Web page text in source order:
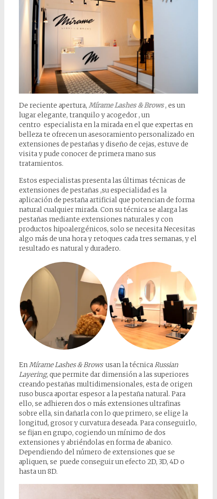
De reciente apertura, Mírame Lashes & Brows, es un
lugar elegante, tranquilo y acogedor , un
centro especialista en la mirada en el que expertas en
belleza te ofrecen un asesoramiento personalizado en
extensiones de pestañas y diseño de cejas, estuve de
visita y pude conocer de primera mano sus
tratamientos.
Estos especialistas presenta las últimas técnicas de
extensiones de pestañas ,su especialidad es la
aplicación de pestaña artificial que potencian de forma
natural cualquier mirada. Con su técnica se alarga las
pestañas mediante extensiones naturales y con
productos hipoalergénicos, solo se necesita Necesitas
algo más de una hora y retoques cada tres semanas, y el
resultado es natural y duradero.
EnMírame Lashes & Browsusan la técnicaRussian
Layering, que permite dar dimensión a las superiores
creando pestañas multidimensionales, esta de origen
ruso busca aportar espesor a la pestaña natural. Para
ello, se adhieren dos o más extensiones ultrafinas
sobre ella, sin dañarla con lo que primero, se elige la
longitud, grosor y curvatura deseada. Para conseguirlo,
se fijan en grupo, cogiendo un mínimo de dos
extensiones y abriéndolas en forma de abanico.
Dependiendo del número de extensiones que se
apliquen, se puede conseguir un efecto 2D, 3D, 4D o
hasta un 8D.